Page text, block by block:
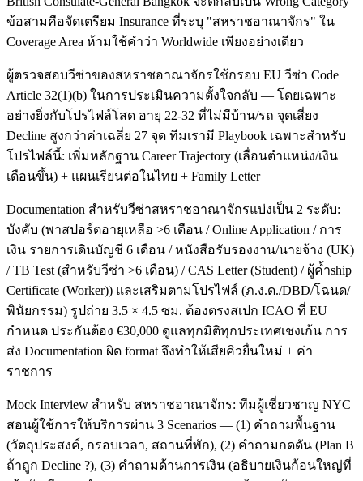
ข้อสามคือจัดเตรียม Insurance ที่ระบุ "สหราชอาณาจักร" ใน
Coverage Area ห้ามใช้คำว่า Worldwide เพียงอย่างเดียว
ผู้ตรวจสอบวีซ่าของสหราชอาณาจักรใช้กรอบ EU วีซ่า Code
Article 32(1)(b) ในการประเมินความตั้งใจกลับ — โดยเฉพาะ
อย่างยิ่งกับโปรไฟล์โสด อายุ 22-32 ที่ไม่มีบ้าน/รถ จุดเสี่ยง
Decline สูงกว่าค่าเฉลี่ย 27 จุด ทีมเรามี Playbook เฉพาะสำหรับ
โปรไฟล์นี้: เพิ่มหลักฐาน Career Trajectory (เลื่อนตำแหน่ง/เงิน
เดือนขึ้น) + แผนเรียนต่อในไทย + Family Letter
Documentation สำหรับวีซ่าสหราชอาณาจักรแบ่งเป็น 2 ระดับ:
บังคับ (พาสปอร์ตอายุเหลือ >6 เดือน / Online Application / การ
เงิน รายการเดินบัญชี 6 เดือน / หนังสือรับรองงาน/นายจ้าง (UK)
/ TB Test (สำหรับวีซ่า >6 เดือน) / CAS Letter (Student) / ผู้ค้ำship
Certificate (Worker)) และเสริมตามโปรไฟล์ (ภ.ง.ด./DBD/โฉนด/
พินัยกรรม) รูปถ่าย 3.5 × 4.5 ซม. ต้องตรงสเปก ICAO ที่ EU
กำหนด ประกันต้อง €30,000 ดูแลทุกมิติทุกประเทศเชงเก้น การ
ส่ง Documentation ผิด format จึงทำให้เสียคิวยื่นใหม่ + ค่า
ราชการ
Mock Interview สำหรับ สหราชอาณาจักร: ทีมผู้เชี่ยวชาญ NYC
สอนผู้ใช้การให้บริการผ่าน 3 Scenarios — (1) คำถามพื้นฐาน
(วัตถุประสงค์, กรอบเวลา, สถานที่พัก), (2) คำถามกดดัน (Plan B
ถ้าถูก Decline ?), (3) คำถามด้านการเงิน (อธิบายเงินก้อนใหญ่ที่